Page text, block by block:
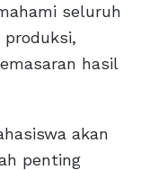
seluruh
hasil
akan
penting